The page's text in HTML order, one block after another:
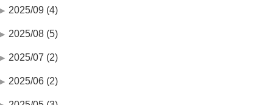
2025/09 (4)
2025/08 (5)
2025/07 (2)
2025/06 (2)